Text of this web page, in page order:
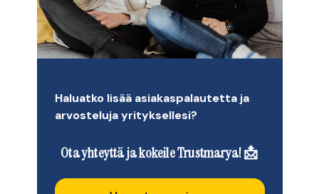
Haluatko lisää asiakaspalautetta ja
arvosteluja yrityksellesi?
Ota yhteyttä ja kokeile Trustmarya! 📩